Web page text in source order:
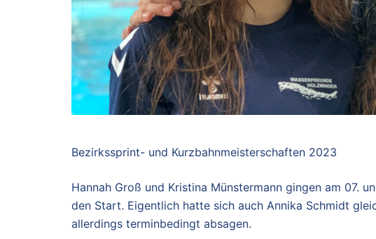
Bezirkssprint- und Kurzbahnmeisterschaften 2023
Hannah Groß und Kristina Münstermann gingen am 07.
den Start. Eigentlich hatte sich auch Annika Schmidt
allerdings terminbedingt absagen.